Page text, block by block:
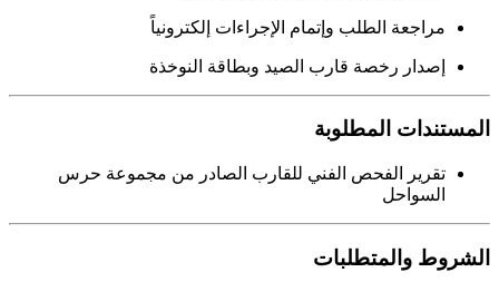
مراجعة الطلب وإتمام الإجراءات إلكترونياً
إصدار رخصة قارب الصيد وبطاقة النوخذة
المستندات المطلوبة
تقرير الفحص الفني للقارب الصادر من مجموعة حرس
السواحل
الشروط والمتطلبات